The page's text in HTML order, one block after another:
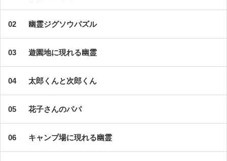
幽霊ジグソウパズル
遊園地に現れる幽霊
太郎くんと次郎くん
花子さんのパパ
キャンプ場に現れる幽霊